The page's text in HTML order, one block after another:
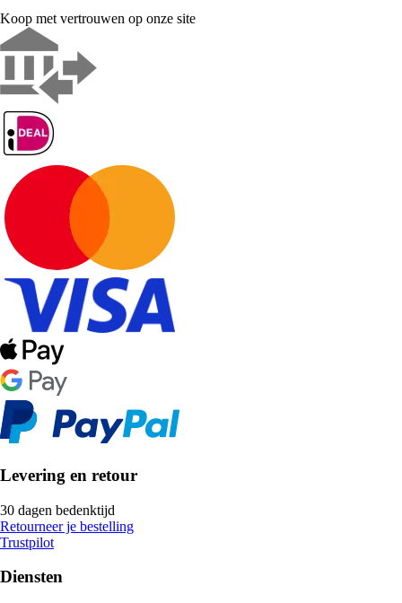
Koop met vertrouwen op onze site
Levering en retour
30 dagen bedenktijd
Retourneer je bestelling
Trustpilot
Diensten